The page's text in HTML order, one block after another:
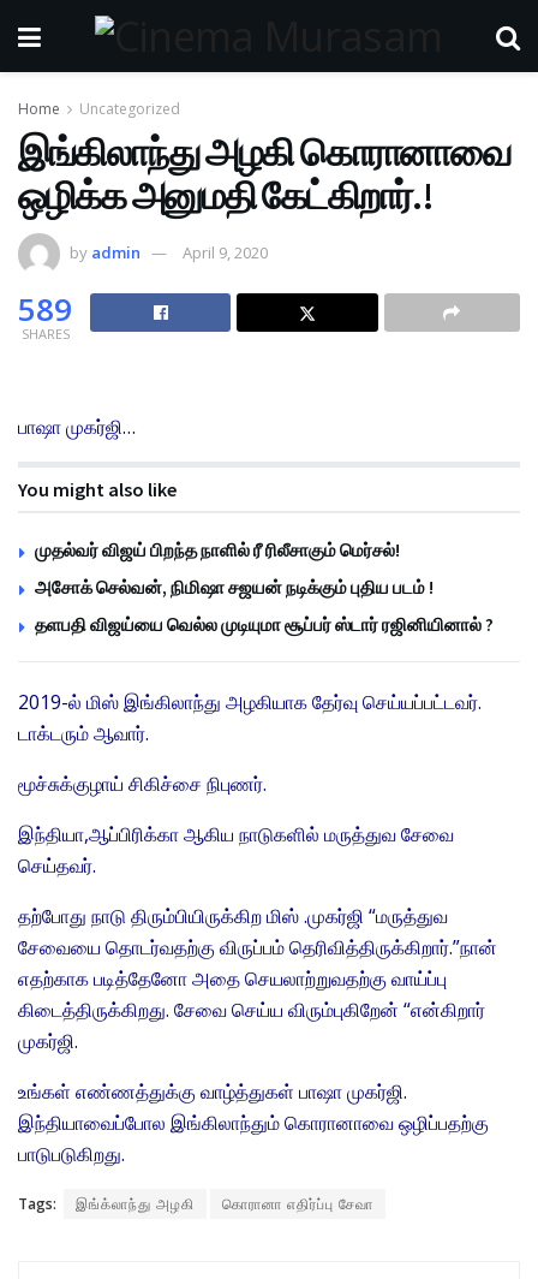
Home Uncategorized
இங்கிலாந்து அழகி கொரானாவை
ஒழிக்க அனுமதி கேட்கிறார்.!
by admin April 9, 2020
589
SHARES
பாஷா முகர்ஜி…
You might also like
முதல்வர் விஜய் பிறந்த நாளில் ரீ ரிலீசாகும் மெர்சல்!
அசோக் செல்வன், நிமிஷா சஜயன் நடிக்கும் புதிய படம் !
தளபதி விஜய்யை வெல்ல முடியுமா சூப்பர் ஸ்டார் ரஜினியினால் ?
2019-ல் மிஸ் இங்கிலாந்து அழகியாக தேர்வு செய்யப்பட்டவர்.
டாக்டரும் ஆவார்.
மூச்சுக்குழாய் சிகிச்சை நிபுணர்.
இந்தியா,ஆப்பிரிக்கா ஆகிய நாடுகளில் மருத்துவ சேவை
செய்தவர்.
தற்போது நாடு திரும்பியிருக்கிற மிஸ் .முகர்ஜி “மருத்துவ
சேவையை தொடர்வதற்கு விருப்பம் தெரிவித்திருக்கிறார்.”நான்
எதற்காக படித்தேனோ அதை செயலாற்றுவதற்கு வாய்ப்பு
கிடைத்திருக்கிறது. சேவை செய்ய விரும்புகிறேன் “என்கிறார்
முகர்ஜி.
உங்கள் எண்ணத்துக்கு வாழ்த்துகள் பாஷா முகர்ஜி.
இந்தியாவைப்போல இங்கிலாந்தும் கொரானாவை ஒழிப்பதற்கு
பாடுபடுகிறது.
Tags: இங்க்லாந்து அழகி கொரானா எதிர்ப்பு சேவா